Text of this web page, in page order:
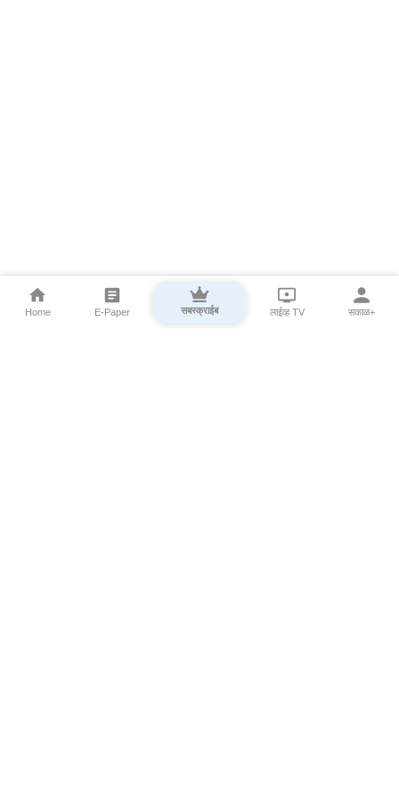
Home E-Paper सबस्क्राईब लाईव्ह TV सकाळ+